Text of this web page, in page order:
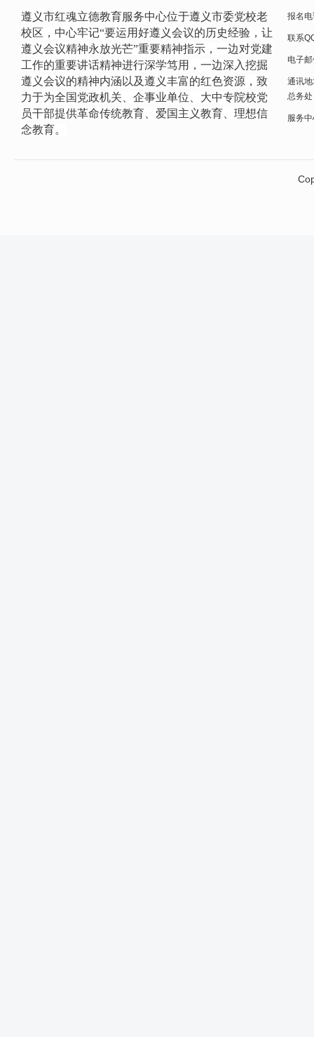
遵义市红魂立德教育服务中心位于遵义市委党校老
校区，中心牢记“要运用好遵义会议的历史经验，让
遵义会议精神永放光芒”重要精神指示，一边对党建
工作的重要讲话精神进行深学笃用，一边深入挖掘
遵义会议的精神内涵以及遵义丰富的红色资源，致
力于为全国党政机关、企事业单位、大中专院校党
员干部提供革命传统教育、爱国主义教育、理想信
念教育。
报名
联系
电子
通讯
总务
服务